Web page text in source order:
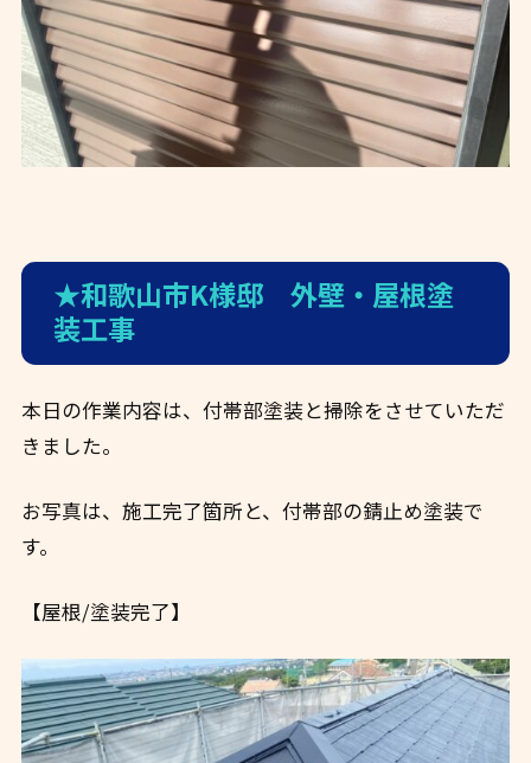
★和歌山市K様邸 外壁・屋根塗
装工事
本日の作業内容は、付帯部塗装と掃除をさせていただ
きました。
お写真は、施工完了箇所と、付帯部の錆止め塗装で
す。
【屋根/塗装完了】